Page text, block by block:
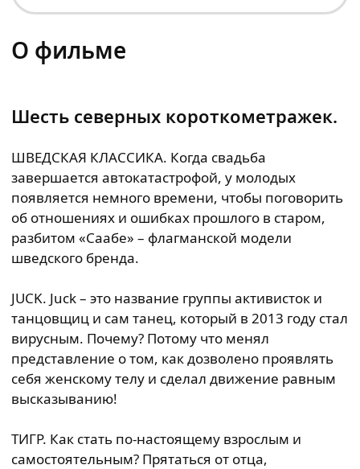
О фильме
Шесть северных короткометражек.
ШВЕДСКАЯ КЛАССИКА. Когда свадьба
завершается автокатастрофой, у молодых
появляется немного времени, чтобы поговорить
об отношениях и ошибках прошлого в старом,
разбитом «Саабе» – флагманской модели
шведского бренда.
JUCK. Juck – это название группы активисток и
танцовщиц и сам танец, который в 2013 году стал
вирусным. Почему? Потому что менял
представление о том, как дозволено проявлять
себя женскому телу и сделал движение равным
высказыванию!
ТИГР. Как стать по-настоящему взрослым и
самостоятельным? Прятаться от отца,